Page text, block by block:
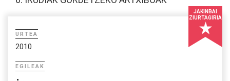
JAKINBAI
ZIURTAGIRIA
URTEA
2010
EGILEAK